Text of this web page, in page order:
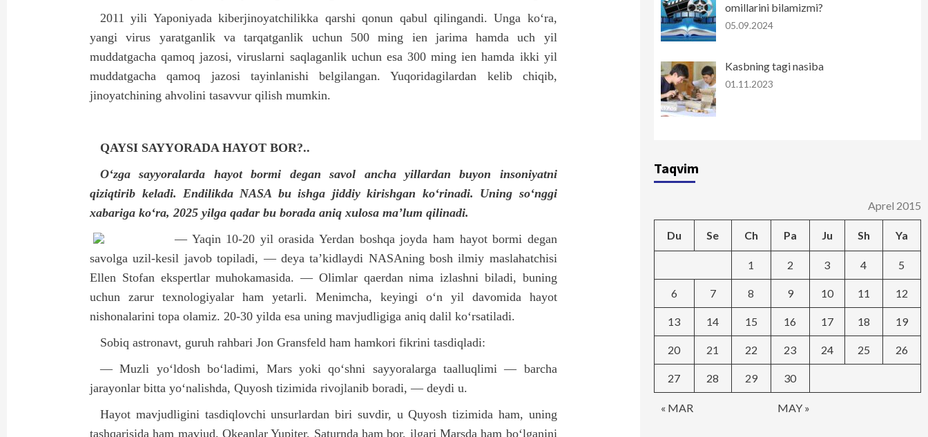
2011 yili Yaponiyada kiberjinoyatchilikka qarshi qonun qabul qilingandi. Unga ko‘ra,
yangi virus yaratganlik va tarqatganlik uchun 500 ming ien jarima hamda uch yil
muddatgacha qamoq jazosi, viruslarni saqlaganlik uchun esa 300 ming ien hamda ikki yil
muddatgacha qamoq jazosi tayinlanishi belgilangan. Yuqoridagilardan kelib chiqib,
jinoyatchining ahvolini tasavvur qilish mumkin.
QAYSI SAYYORADA HAYOT BOR?..
O‘zga sayyoralarda hayot bormi degan savol ancha yillardan buyon insoniyatni
qiziqtirib keladi. Endilikda NASA bu ishga jiddiy kirishgan ko‘rinadi. Uning so‘nggi
xabariga ko‘ra, 2025 yilga qadar bu borada aniq xulosa ma’lum qilinadi.
— Yaqin 10-20 yil orasida Yerdan boshqa joyda ham hayot bormi degan
savolga uzil-kesil javob topiladi, — deya ta’kidlaydi NASAning bosh ilmiy maslahatchisi
Ellen Stofan ekspertlar muhokamasida. — Olimlar qaerdan nima izlashni biladi, buning
uchun zarur texnologiyalar ham yetarli. Menimcha, keyingi o‘n yil davomida hayot
nishonalarini topa olamiz. 20-30 yilda esa uning mavjudligiga aniq dalil ko‘rsatiladi.
Sobiq astronavt, guruh rahbari Jon Gransfeld ham hamkori fikrini tasdiqladi:
— Muzli yo‘ldosh bo‘ladimi, Mars yoki qo‘shni sayyoralarga taalluqlimi — barcha
jarayonlar bitta yo‘nalishda, Quyosh tizimida rivojlanib boradi, — deydi u.
Hayot mavjudligini tasdiqlovchi unsurlardan biri suvdir, u Quyosh tizimida ham, uning
tashqarisida ham mavjud. Okeanlar Yupiter, Saturnda ham bor, ilgari Marsda ham bo‘lganini
omillarini bilamizmi?
05.09.2024
Kasbning tagi nasiba
01.11.2023
Taqvim
Aprel 2015
Du Se Ch Pa Ju Sh Ya
« MAR MAY »
1 2 3 4 5
6 7 8 9 10 11 12
13 14 15 16 17 18 19
20 21 22 23 24 25 26
27 28 29 30